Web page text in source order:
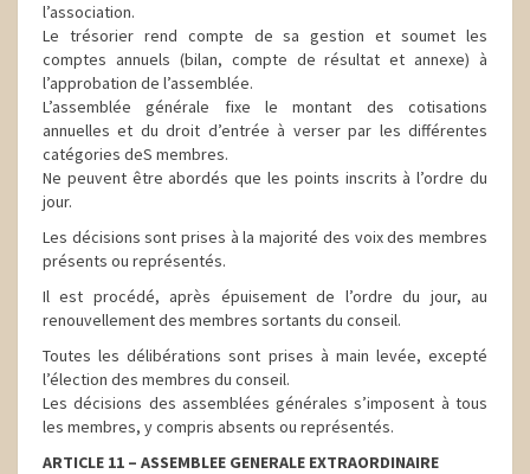
l’association.
Le trésorier rend compte de sa gestion et soumet les
comptes annuels (bilan, compte de résultat et annexe) à
l’approbation de l’assemblée.
L’assemblée générale fixe le montant des cotisations
annuelles et du droit d’entrée à verser par les différentes
catégories deS membres.
Ne peuvent être abordés que les points inscrits à l’ordre du
jour.
Les décisions sont prises à la majorité des voix des membres
présents ou représentés.
Il est procédé, après épuisement de l’ordre du jour, au
renouvellement des membres sortants du conseil.
Toutes les délibérations sont prises à main levée, excepté
l’élection des membres du conseil.
Les décisions des assemblées générales s’imposent à tous
les membres, y compris absents ou représentés.
ARTICLE 11 – ASSEMBLEE GENERALE EXTRAORDINAIRE